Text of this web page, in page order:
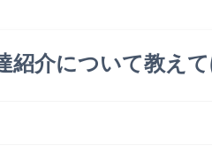
紹介について教え